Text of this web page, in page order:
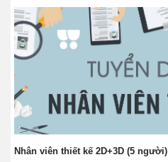
Nhân viên thiết kế 2D+3D (5 người)